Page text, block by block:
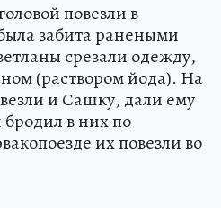
повезли в
забита ранеными
срезали одежду,
(раствором йода). На
и Сашку, дали ему
в них по
их повезли во